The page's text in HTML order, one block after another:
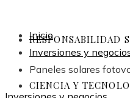
RESPONSABILIDAD
CIENCIA Y
Inicio
Inversiones y
Paneles solares